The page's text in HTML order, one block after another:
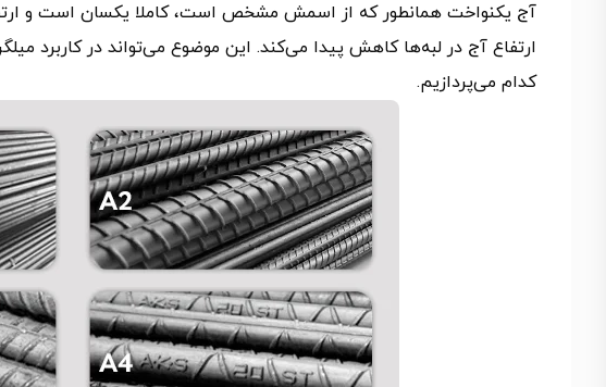
آج یکنواخت همانطور که از اسمش مشخص است، کاملا یکسان است و
ارتفاع آج در لبه‌ها کاهش پیدا می‌کند. این موضوع می‌تواند در کاربرد
کدام می‌پردازیم.